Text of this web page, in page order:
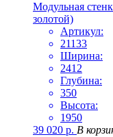
Модульная
золотой)
Артикул:
21133
Ширина:
2412
Глубина:
350
Высота:
1950
39 020 р. В